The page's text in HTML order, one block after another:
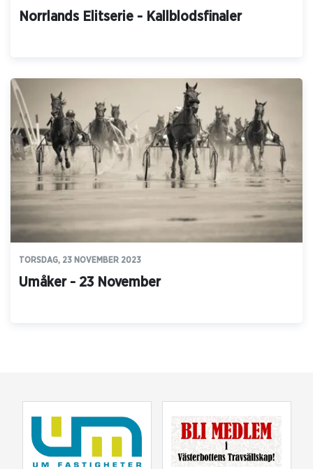
Norrlands Elitserie - Kallblodsfinaler
TORSDAG, 23 NOVEMBER 2023
Umåker - 23 November